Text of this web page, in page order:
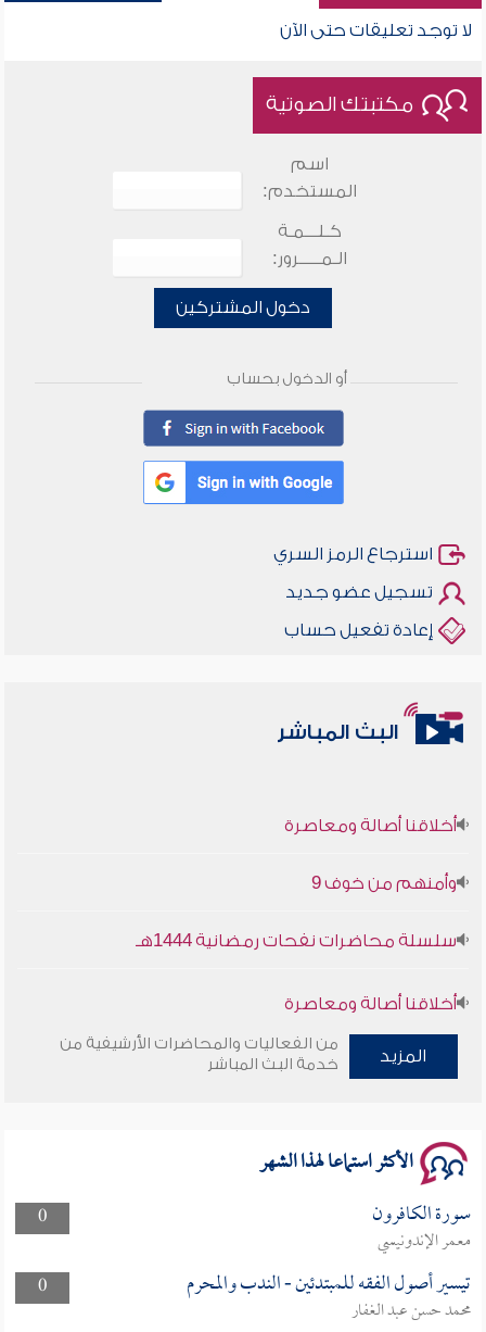
لا توجد تعليقات حتى الآن
مكتبتك الصوتية
اسم
المستخدم:
كـلـــمـة
الـمـــــرور:
دخول المشتركين
أو الدخول بحساب
استرجاع الرمز السري
تسجيل عضو جديد
إعادة تفعيل حساب
البث المباشر
أخلاقنا أصالة ومعاصرة
وأمنهم من خوف 9
سلسلة محاضرات نفحات رمضانية 1444هـ
أخلاقنا أصالة ومعاصرة
وأمنهم من خوف 9
المزيد
من الفعاليات والمحاضرات الأرشيفية من
خدمة البث المباشر
الأكثر استماعا لهذا الشهر
0 سورة الكافرون
معمر الإندونيسي
0
تيسير أصول الفقه للمبتدئين - الندب والمحرم
محمد حسن عبد الغفار